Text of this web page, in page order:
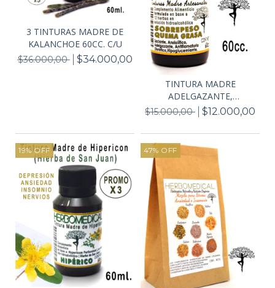
3 TINTURAS MADRE DE
KALANCHOE 60CC. C/U
$36.000,00 $34.000,00
TINTURA MADRE
ADELGAZANTE,
SOBREPESO, OB...
$15.000,00 $12.000,00
19%OFF 47% OFF